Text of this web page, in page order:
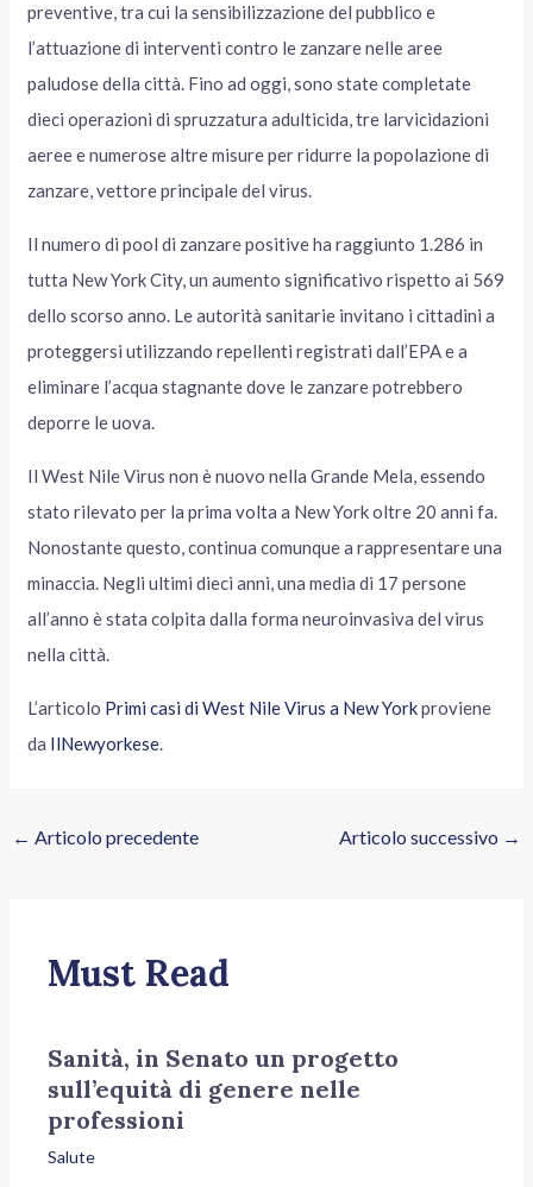
preventive, tra cui la sensibilizzazione del pubblico e
l’attuazione di interventi contro le zanzare nelle aree
paludose della città. Fino ad oggi, sono state completate
dieci operazioni di spruzzatura adulticida, tre larvicidazioni
aeree e numerose altre misure per ridurre la popolazione di
zanzare, vettore principale del virus.
Il numero di pool di zanzare positive ha raggiunto 1.286 in
tutta New York City, un aumento significativo rispetto ai 569
dello scorso anno. Le autorità sanitarie invitano i cittadini a
proteggersi utilizzando repellenti registrati dall’EPA e a
eliminare l’acqua stagnante dove le zanzare potrebbero
deporre le uova.
Il West Nile Virus non è nuovo nella Grande Mela, essendo
stato rilevato per la prima volta a New York oltre 20 anni fa.
Nonostante questo, continua comunque a rappresentare una
minaccia. Negli ultimi dieci anni, una media di 17 persone
all’anno è stata colpita dalla forma neuroinvasiva del virus
nella città.
L’articolo Primi casi di West Nile Virus a New Yorkproviene
da IlNewyorkese.
← Articolo precedente Articolo successivo →
Must Read
Sanità, in Senato un progetto
sull’equità di genere nelle
professioni
Salute